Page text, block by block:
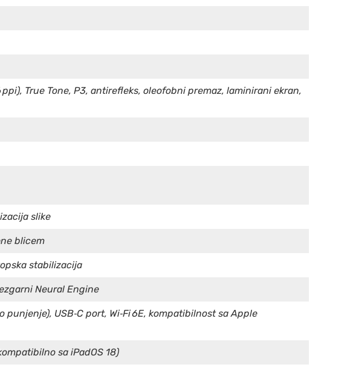
True Tone, P3, antirefleks, oleofobni premaz, laminirani ekran,
slike
blicem
stabilizacija
Neural Engine
USB‑C port, Wi‑Fi 6E, kompatibilnost sa Apple
sa iPadOS 18)